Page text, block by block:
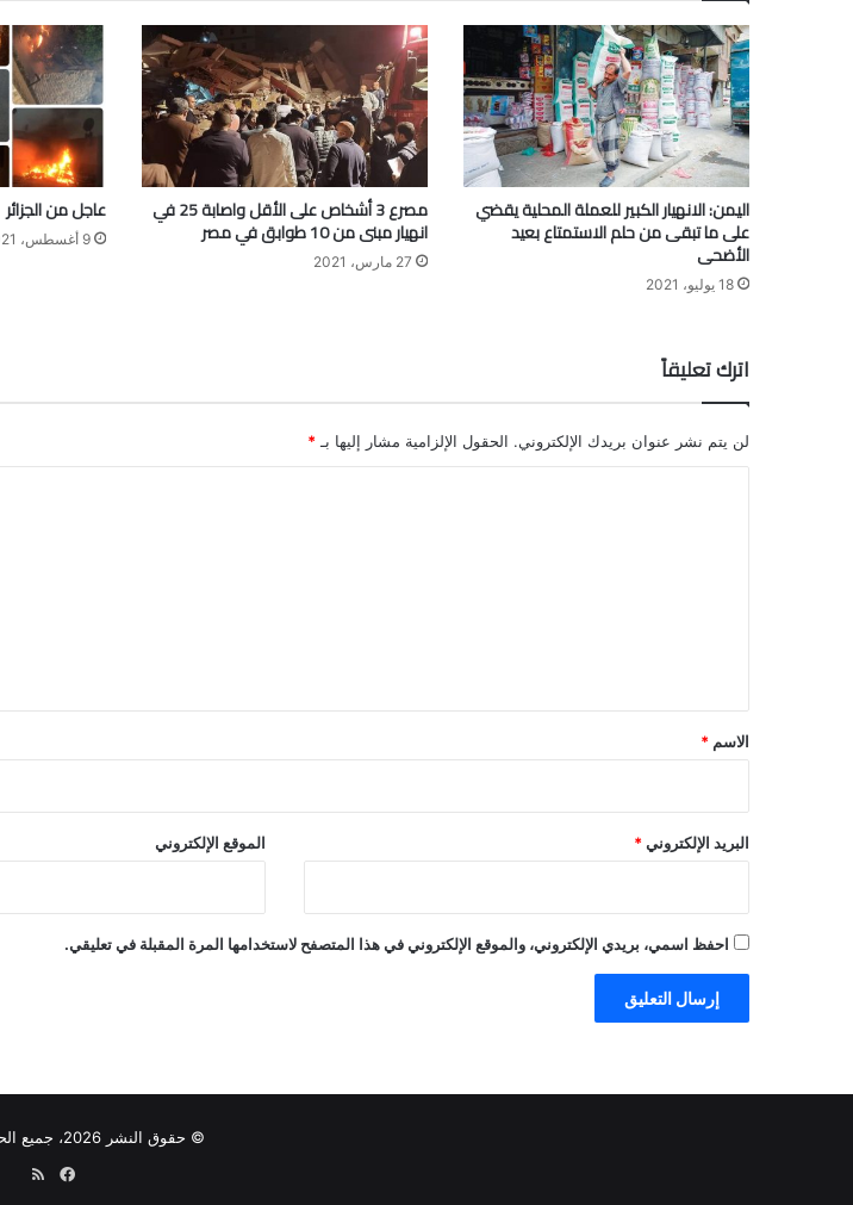
اليمن: الانهيار الكبير للعملة المحلية يقضي
على ما تبقى من حلم الاستمتاع بعيد
الأضحى
18 يوليو، 2021
مصرع 3 أشخاص على الأقل واصابة 25 في
انهيار مبنى من 10 طوابق في مصر
27 مارس، 2021
عاجل من الجزائر
9 أغسطس، 2021
اترك تعليقاً
لن يتم نشر عنوان بريدك الإلكتروني. الحقول الإلزامية مشار إليها بـ *
*
الاسم *
البريد الإلكتروني * الموقع الإلكتروني
احفظ اسمي، بريدي الإلكتروني، والموقع الإلكتروني في هذا المتصفح لاستخدامها المرة المقبلة في تعليقي.
© حقوق النشر 2026، جميع الحقوق محفوظة
فيسبوكملخص